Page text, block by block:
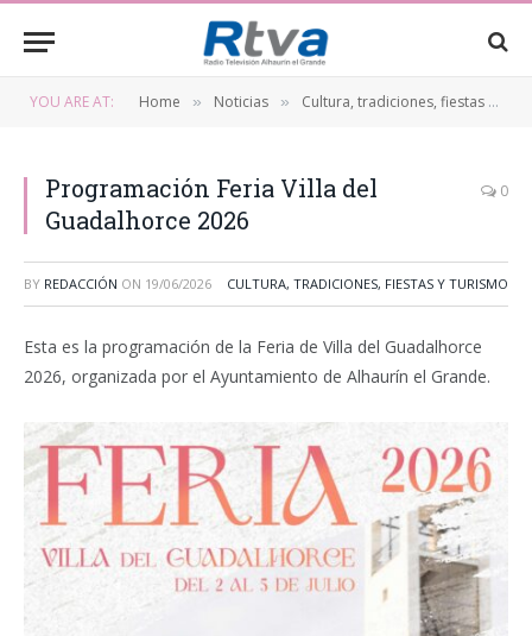
YOU ARE AT: Home » Noticias » Cultura, tradiciones, fiestas y turismo
Programación Feria Villa del
Guadalhorce 2026
0
BY REDACCIÓN ON 19/06/2026 CULTURA, TRADICIONES, FIESTAS Y TURISMO
Esta es la programación de la Feria de Villa del Guadalhorce
2026, organizada por el Ayuntamiento de Alhaurín el Grande.